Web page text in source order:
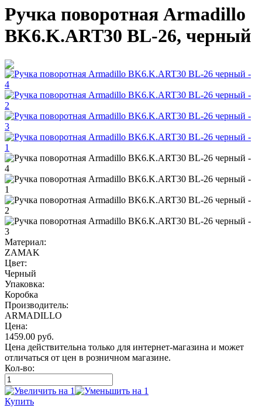
Ручка поворотная Armadillo
BK6.K.ART30 BL-26, черный
Материал:
ZAMAK
Цвет:
Черный
Упаковка:
Коробка
Производитель:
ARMADILLO
Цена:
1459.00 руб.
Цена действительна только для интернет-магазина и может
отличаться от цен в розничном магазине.
Кол-во:
Купить